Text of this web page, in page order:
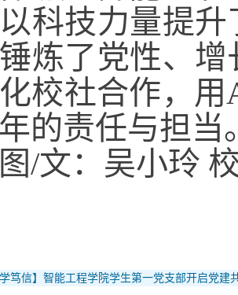
科技力量提
炼了党性、
校社合作，
的责任与担当
图/文：吴小玲
学笃信】智能工程学院学生第一党支部开启党建